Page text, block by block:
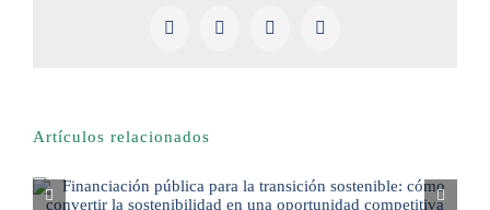
Facebook
X LinkedInPinterest
Artículos relacionados